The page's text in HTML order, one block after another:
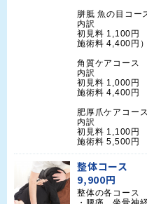
胼胝 魚の目コー
内訳
初見料 1,100円
施術料 4,400円）
角質ケアコース
内訳
初見料 1,000円
施術料 4,400円
肥厚爪ケアコー
内訳
初見料 1,100円
施術料 5,500円
整体コース
9,900円
整体の各コース